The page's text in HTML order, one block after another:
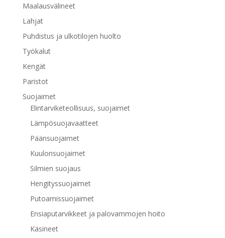
Maalausvälineet
Lahjat
Puhdistus ja ulkotilojen huolto
Työkalut
Kengät
Paristot
Suojaimet
Elintarviketeollisuus, suojaimet
Lämpösuojavaatteet
Päänsuojaimet
Kuulonsuojaimet
Silmien suojaus
Hengityssuojaimet
Putoamissuojaimet
Ensiaputarvikkeet ja palovammojen hoito
Käsineet